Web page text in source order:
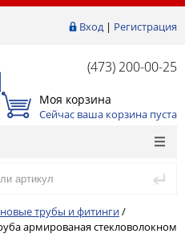
Вход| Регистрация
(473) 200-00-25
Моя корзина
Сейчас ваша корзина пуста
трубы и фитинги/
армированая стекловолокном